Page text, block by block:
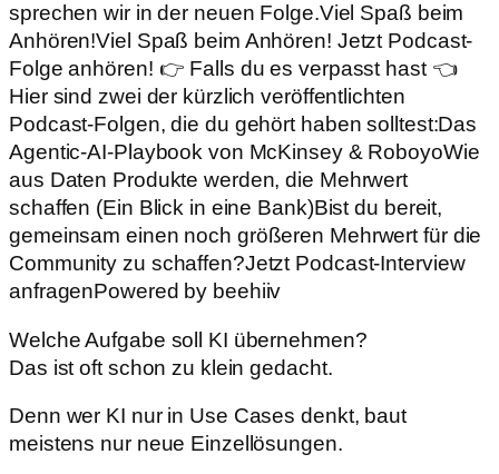
sprechen wir in der neuen Folge.Viel Spaß beim
Anhören!Viel Spaß beim Anhören! Jetzt Podcast-
Folge anhören! 👉 Falls du es verpasst hast 👈
Hier sind zwei der kürzlich veröffentlichten
Podcast-Folgen, die du gehört haben solltest:Das
Agentic-AI-Playbook von McKinsey & RoboyoWie
aus Daten Produkte werden, die Mehrwert
schaffen (Ein Blick in eine Bank)Bist du bereit,
gemeinsam einen noch größeren Mehrwert für die
Community zu schaffen?Jetzt Podcast-Interview
anfragenPowered by beehiiv
Welche Aufgabe soll KI übernehmen?
Das ist oft schon zu klein gedacht.
Denn wer KI nur in Use Cases denkt, baut
meistens nur neue Einzellösungen.